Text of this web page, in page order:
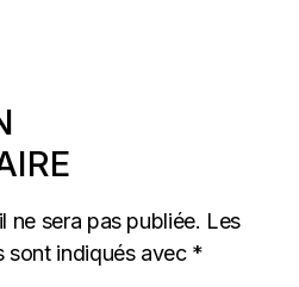
ne sera pas publiée. Les
sont indiqués avec *